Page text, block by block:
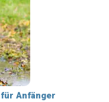
Anfänger